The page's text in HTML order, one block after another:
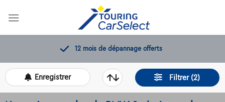
11.000+
Filtrer (2)
Enregistrer